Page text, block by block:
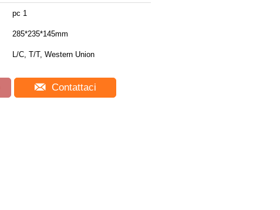
pc 1
285*235*145mm
L/C, T/T, Western Union
Contattaci